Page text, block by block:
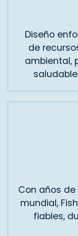
Diseño
de
ambiental,
Con años
mundial,
fiables,